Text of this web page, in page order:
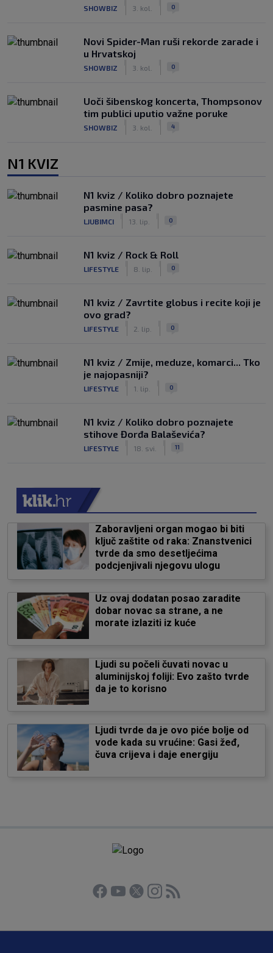
SHOWBIZ 3. kol. 0
Novi Spider-Man ruši rekorde zarade i
u Hrvatskoj
SHOWBIZ 3. kol. 0
Uoči šibenskog koncerta, Thompsonov
tim publici uputio važne poruke
SHOWBIZ 3. kol. 4
N1 KVIZ
N1 kviz / Koliko dobro poznajete
pasmine pasa?
LJUBIMCI 13. lip. 0
N1 kviz / Rock & Roll
LIFESTYLE 8. lip. 0
N1 kviz / Zavrtite globus i recite koji je
ovo grad?
LIFESTYLE 2. lip. 0
N1 kviz / Zmije, meduze, komarci... Tko
je najopasniji?
LIFESTYLE 1. lip. 0
N1 kviz / Koliko dobro poznajete
stihove Đorđa Balaševića?
LIFESTYLE 18. svi. 11
Zaboravljeni organ mogao bi biti
ključ zaštite od raka: Znanstvenici
tvrde da smo desetljećima
podcjenjivali njegovu ulogu
Uz ovaj dodatan posao zaradite
dobar novac sa strane, a ne
morate izlaziti iz kuće
Ljudi su počeli čuvati novac u
aluminijskoj foliji: Evo zašto tvrde
da je to korisno
Ljudi tvrde da je ovo piće bolje od
vode kada su vrućine: Gasi žeđ,
čuva crijeva i daje energiju